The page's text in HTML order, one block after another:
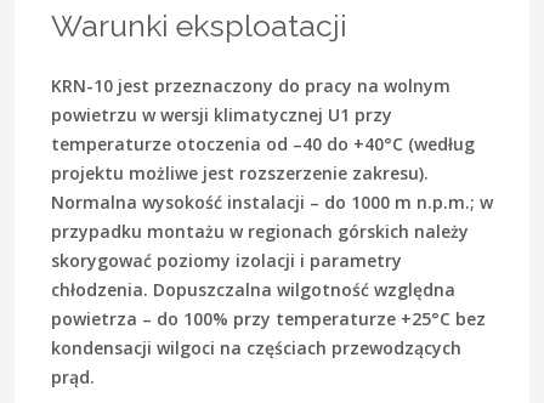
Warunki eksploatacji
KRN-10 jest przeznaczony do pracy na wolnym
powietrzu w wersji klimatycznej U1 przy
temperaturze otoczenia od –40 do +40°C (według
projektu możliwe jest rozszerzenie zakresu).
Normalna wysokość instalacji – do 1000 m n.p.m.; w
przypadku montażu w regionach górskich należy
skorygować poziomy izolacji i parametry
chłodzenia. Dopuszczalna wilgotność względna
powietrza – do 100% przy temperaturze +25°C bez
kondensacji wilgoci na częściach przewodzących
prąd.